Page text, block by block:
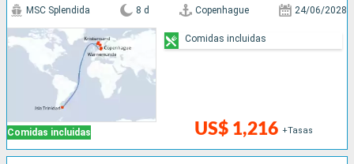
Comidas incluidas
MSC Splendida 8 d Copenhague 24/06/2028
US$ 1,216 +Tasas
Comidas incluidas